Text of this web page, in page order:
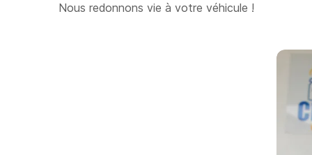
Nous redonnons vie à votre véhicule !